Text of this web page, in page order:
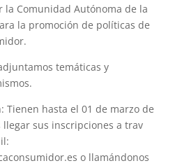
la Comunidad Autónoma de la
la promoción de políticas de
temáticas y
Tienen hasta el 01 de marzo de
llegar sus inscripciones a trav
o llamándonos